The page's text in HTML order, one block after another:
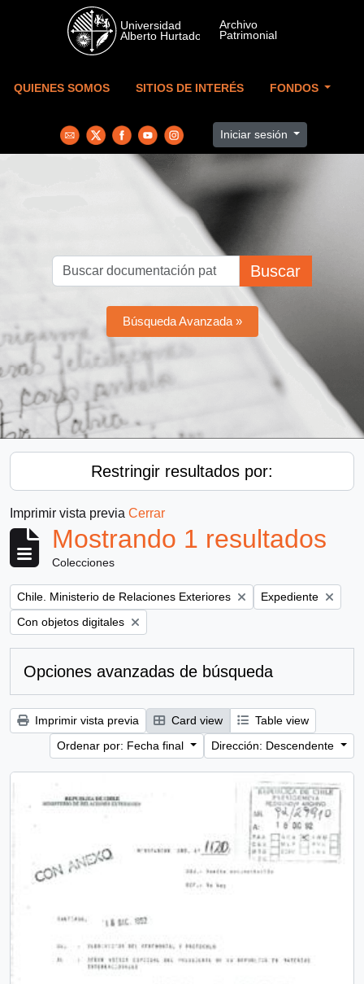
Skip to main content
QUIENES SOMOS SITIOS DE INTERÉS FONDOS
Iniciar sesión
Buscar
Búsqueda Avanzada »
Restringir resultados por:
Imprimir vista previa Cerrar
Mostrando 1 resultados
Colecciones
Remove filter:
Chile. Ministerio de Relaciones Exteriores Remove filter:
Expediente
Remove filter:
Con objetos digitales
Opciones avanzadas de búsqueda
Imprimir vista previa Card view
Table view
Ordenar por: Fecha final
Dirección: Descendente